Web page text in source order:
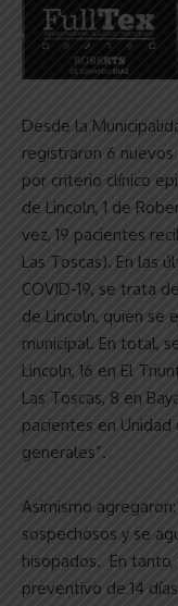
Desde la
registraron 6 nuevos
por criterio clínico
de Lincoln, 1 de
vez, 19 pacientes
Las Toscas). En las
COVID-19, se trata
de Lincoln, quien se
municipal. En total,
Lincoln, 16 en El
Las Toscas, 8 en
pacientes en
generales”.
Asimismo agregaron:
sospechosos y se
hisopados. En
preventivo de 14